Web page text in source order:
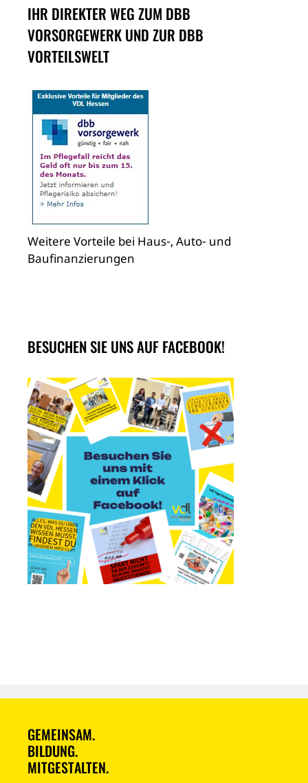
IHR DIREKTER WEG ZUM DBB
VORSORGEWERK UND ZUR DBB
VORTEILSWELT
Weitere Vorteile bei Haus-, Auto- und
Baufinanzierungen
BESUCHEN SIE UNS AUF FACEBOOK!
GEMEINSAM.
BILDUNG.
MITGESTALTEN.